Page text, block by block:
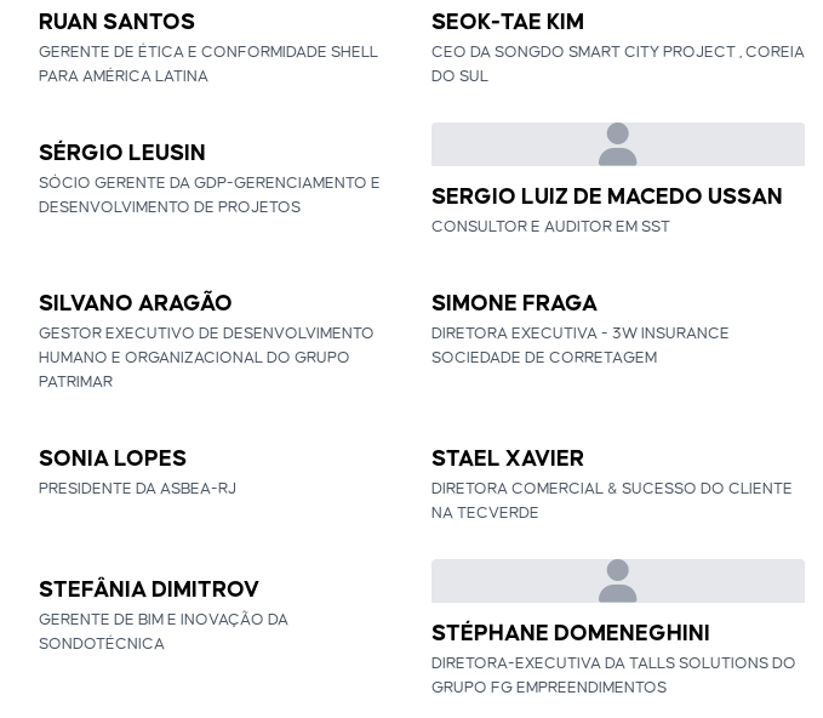
RUAN SANTOS
GERENTE DE ÉTICA E CONFORMIDADE SHELL
PARA AMÉRICA LATINA
SEOK-TAE KIM
CEO DA SONGDO SMART CITY PROJECT , COREIA
DO SUL
SÉRGIO LEUSIN
SÓCIO GERENTE DA GDP-GERENCIAMENTO E
DESENVOLVIMENTO DE PROJETOS
SERGIO LUIZ DE MACEDO USSAN
CONSULTOR E AUDITOR EM SST
SILVANO ARAGÃO
GESTOR EXECUTIVO DE DESENVOLVIMENTO
HUMANO E ORGANIZACIONAL DO GRUPO
PATRIMAR
SIMONE FRAGA
DIRETORA EXECUTIVA - 3W INSURANCE
SOCIEDADE DE CORRETAGEM
SONIA LOPES
PRESIDENTE DA ASBEA-RJ
STAEL XAVIER
DIRETORA COMERCIAL & SUCESSO DO CLIENTE
NA TECVERDE
STEFÂNIA DIMITROV
GERENTE DE BIM E INOVAÇÃO DA
SONDOTÉCNICA
STÉPHANE DOMENEGHINI
DIRETORA-EXECUTIVA DA TALLS SOLUTIONS DO
GRUPO FG EMPREENDIMENTOS